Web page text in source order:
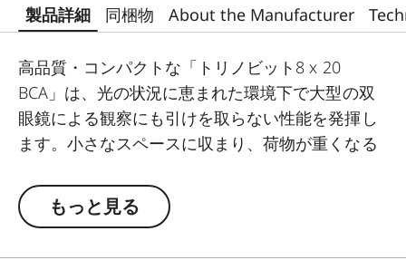
製品詳細 同梱物 About the Manufacturer
高品質・コンパクトな「トリノビット8 x 20
BCA」は、光の状況に恵まれた環境下で大型の双
眼鏡による観察にも引けを取らない性能を発揮し
ます。小さなスペースに収まり、荷物が重くなる
性、頑丈な構造、高品質の光学系、コンパクトな
サイズと軽量さを特長としています。ライカが開
もっと見る